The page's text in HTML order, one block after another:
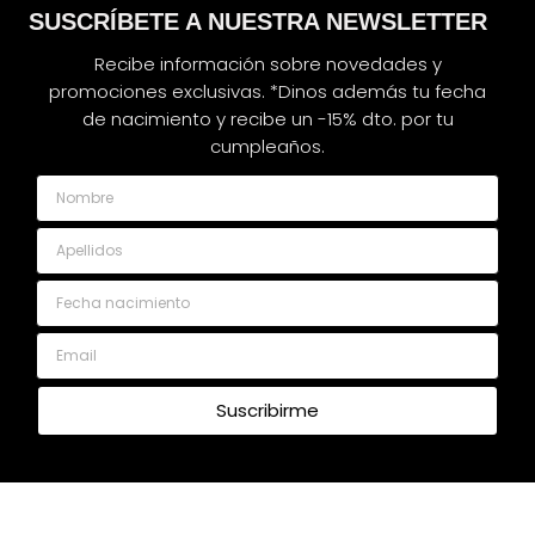
SUSCRÍBETE A NUESTRA NEWSLETTER
Recibe información sobre novedades y
promociones exclusivas. *Dinos además tu fecha
de nacimiento y recibe un -15% dto. por tu
cumpleaños.
Nombre
Apellidos
Fecha nacimiento
Email
Suscribirme